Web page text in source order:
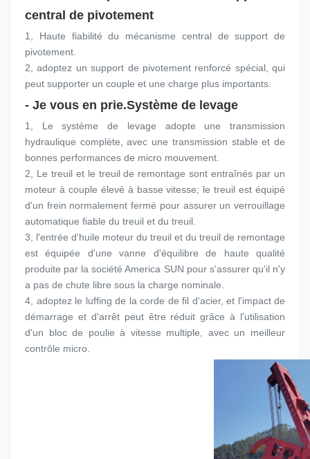
central de pivotement
1, Haute fiabilité du mécanisme central de support de
pivotement.
2, adoptez un support de pivotement renforcé spécial, qui
peut supporter un couple et une charge plus importants.
- Je vous en prie.Système de levage
1, Le système de levage adopte une transmission
hydraulique complète, avec une transmission stable et de
bonnes performances de micro mouvement.
2, Le treuil et le treuil de remontage sont entraînés par un
moteur à couple élevé à basse vitesse; le treuil est équipé
d'un frein normalement fermé pour assurer un verrouillage
automatique fiable du treuil et du treuil.
3, l'entrée d'huile moteur du treuil et du treuil de remontage
est équipée d'une vanne d'équilibre de haute qualité
produite par la société America SUN pour s'assurer qu'il n'y
a pas de chute libre sous la charge nominale.
4, adoptez le luffing de la corde de fil d'acier, et l'impact de
démarrage et d'arrêt peut être réduit grâce à l'utilisation
d'un bloc de poulie à vitesse multiple, avec un meilleur
contrôle micro.